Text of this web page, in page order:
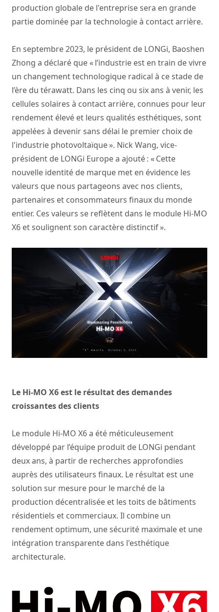
production globale de l'entreprise sera en grande
partie dominée par la technologie à contact arrière.
En septembre 2023, le président de LONGi, Baoshen
Zhong a déclaré que « l’industrie est en train de vivre
un changement technologique radical à ce stade de
l’ère du térawatt. Dans les cinq ou six ans à venir, les
cellules solaires à contact arrière, connues pour leur
rendement élevé et leurs qualités esthétiques, sont
appelées à devenir sans délai le premier choix de
l'industrie photovoltaïque ». Nick Wang, vice-
président de LONGi Europe a ajouté : « Cette
nouvelle identité de marque met en évidence les
valeurs que nous partageons avec nos clients,
partenaires et consommateurs finaux du monde
entier. Ces valeurs se reflètent dans le module Hi-MO
X6 et soulignent son caractère distinctif ».
Le Hi-MO X6 est le résultat des demandes
croissantes des clients
Le module Hi-MO X6 a été méticuleusement
développé par l’équipe produit de LONGi pendant
deux ans, à partir de recherches approfondies
auprès des utilisateurs finaux. Le résultat est une
solution sur mesure pour le marché de la
production décentralisée et les toits de bâtiments
résidentiels et commerciaux. Il combine un
rendement optimum, une sécurité maximale et une
intégration transparente dans l'esthétique
architecturale.